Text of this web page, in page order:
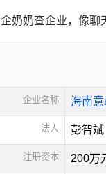
企奶奶查企业，像聊
企业名称 海南
法人 彭智斌
注册资本 200万